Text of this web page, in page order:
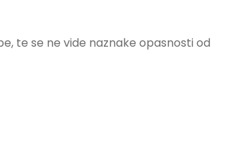
te se ne vide naznake opasnosti od